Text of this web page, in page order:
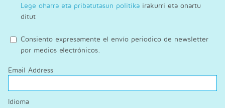
Lege oharra eta pribatutasun politika irakurri eta onartu
ditut
Consiento expresamente el envío periodico de newsletter
por medios electrónicos.
Email Address
Idioma